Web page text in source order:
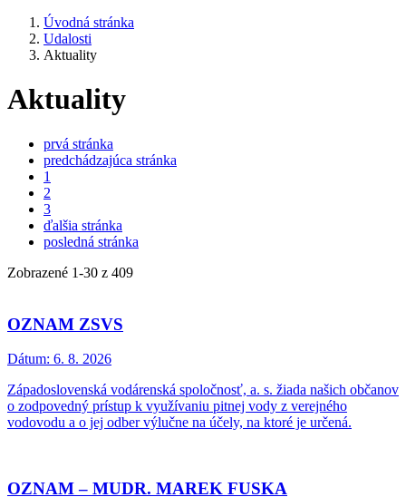
Úvodná stránka
Udalosti
Aktuality
Aktuality
prvá stránka
predchádzajúca stránka
1
2
3
ďalšia stránka
posledná stránka
Zobrazené 1-30 z 409
OZNAM ZSVS
Dátum: 6. 8. 2026
Západoslovenská vodárenská spoločnosť, a. s. žiada našich občanov
o zodpovedný prístup k využívaniu pitnej vody z verejného
vodovodu a o jej odber výlučne na účely, na ktoré je určená.
OZNAM – MUDR. MAREK FUSKA